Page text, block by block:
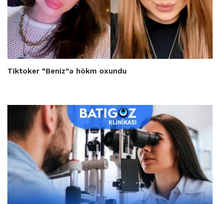
Tiktoker “Beniz”ə hökm oxundu